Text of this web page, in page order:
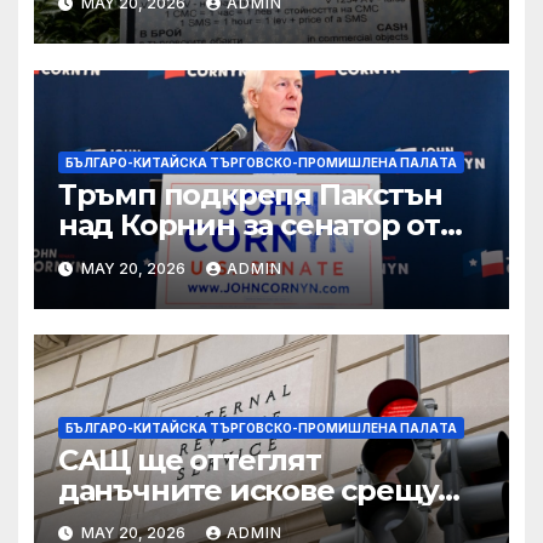
технологични иновации
БЪЛГАРО-КИТАЙСКА ТЪРГОВСКО-ПРОМИШЛЕНА ПАЛAТА
Тръмп подкрепя Пакстън
над Корнин за сенатор от
Тексас в шокираща
подкрепа
MAY 20, 2026 ADMIN
БЪЛГАРО-КИТАЙСКА ТЪРГОВСКО-ПРОМИШЛЕНА ПАЛAТА
САЩ ще оттеглят
данъчните искове срещу
Тръмп „завинаги“ в
MAY 20, 2026 ADMIN